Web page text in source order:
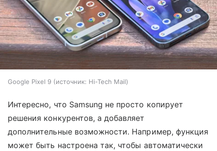
Google Pixel 9 источник: Hi-Tech Mail
Интересно, что Samsung не просто копирует
решения конкурентов, а добавляет
дополнительные возможности. Например, функция
может быть настроена так, чтобы автоматически